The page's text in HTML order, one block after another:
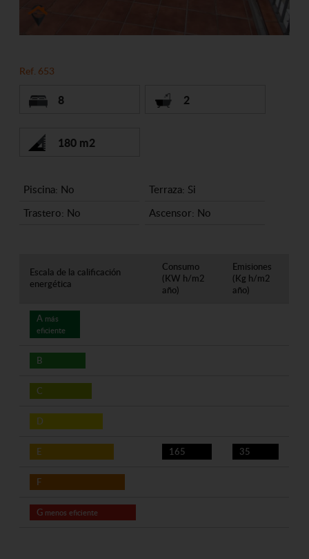
Ref. 653
8 2
180 m2
Piscina: No
Terraza: Si
Trastero: No
Ascensor: No
Escala de la calificación
energética
Consumo
(KW h/m2
año)
Emisiones
(Kg h/m2
año)
A más
eficiente
B
C
D
E 165 35
F
G menos eficiente